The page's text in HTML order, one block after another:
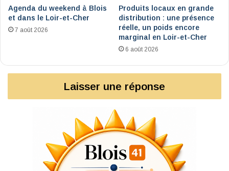
Agenda du weekend à Blois
et dans le Loir-et-Cher
7 août 2026
Produits locaux en grande
distribution : une présence
réelle, un poids encore
marginal en Loir-et-Cher
6 août 2026
Laisser une réponse